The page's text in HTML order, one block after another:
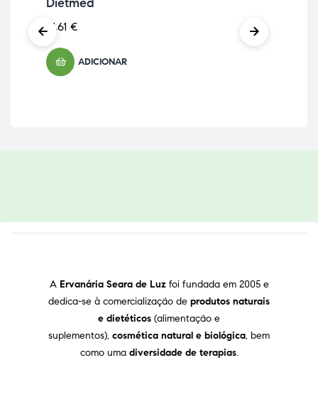
21,61 €
ADICIONAR
A Ervanária Seara de Luz foi fundada em 2005 e
dedica-se à comercialização de produtos naturais
e dietéticos (alimentação e
suplementos), cosmética natural e biológica, bem
como uma diversidade de terapias.